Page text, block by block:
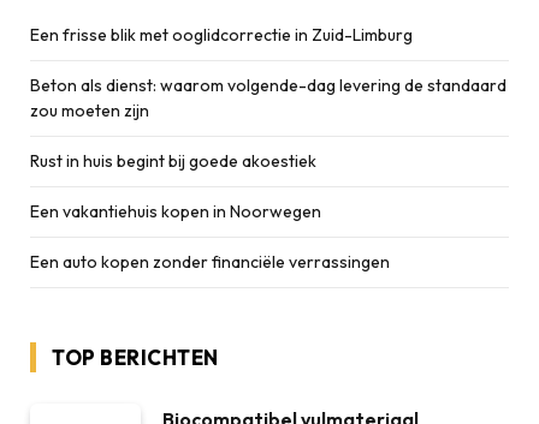
Een frisse blik met ooglidcorrectie in Zuid-Limburg
Beton als dienst: waarom volgende-dag levering de standaard
zou moeten zijn
Rust in huis begint bij goede akoestiek
Een vakantiehuis kopen in Noorwegen
Een auto kopen zonder financiële verrassingen
TOP BERICHTEN
Biocompatibel vulmateriaal